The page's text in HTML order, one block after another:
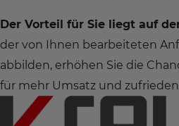
Der Vorteil für Sie liegt auf
der von Ihnen bearbeiteten
abbilden, erhöhen Sie die
für mehr Umsatz und